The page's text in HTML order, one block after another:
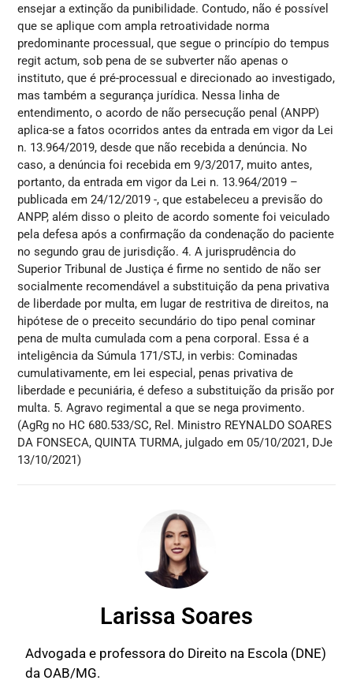
ensejar a extinção da punibilidade. Contudo, não é possível
que se aplique com ampla retroatividade norma
predominante processual, que segue o princípio do tempus
regit actum, sob pena de se subverter não apenas o
instituto, que é pré-processual e direcionado ao investigado,
mas também a segurança jurídica. Nessa linha de
entendimento, o acordo de não persecução penal (ANPP)
aplica-se a fatos ocorridos antes da entrada em vigor da Lei
n. 13.964/2019, desde que não recebida a denúncia. No
caso, a denúncia foi recebida em 9/3/2017, muito antes,
portanto, da entrada em vigor da Lei n. 13.964/2019 –
publicada em 24/12/2019 -, que estabeleceu a previsão do
ANPP, além disso o pleito de acordo somente foi veiculado
pela defesa após a confirmação da condenação do paciente
no segundo grau de jurisdição. 4. A jurisprudência do
Superior Tribunal de Justiça é firme no sentido de não ser
socialmente recomendável a substituição da pena privativa
de liberdade por multa, em lugar de restritiva de direitos, na
hipótese de o preceito secundário do tipo penal cominar
pena de multa cumulada com a pena corporal. Essa é a
inteligência da Súmula 171/STJ, in verbis: Cominadas
cumulativamente, em lei especial, penas privativa de
liberdade e pecuniária, é defeso a substituição da prisão por
multa. 5. Agravo regimental a que se nega provimento.
(AgRg no HC 680.533/SC, Rel. Ministro REYNALDO SOARES
DA FONSECA, QUINTA TURMA, julgado em 05/10/2021, DJe
13/10/2021)
Larissa Soares
Advogada e professora do Direito na Escola (DNE)
da OAB/MG.